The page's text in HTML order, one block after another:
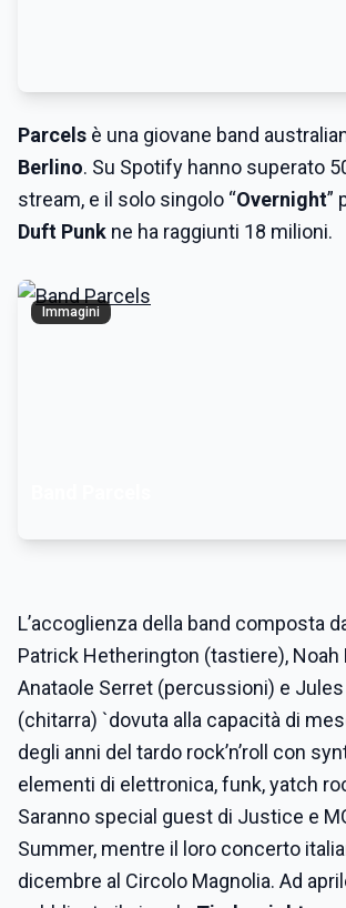
Parcels è una giovane band
Berlino. Su Spotify hanno superato
stream, e il solo singolo “Overnight”
Duft Punk ne ha raggiunti 18 milioni.
Immagini
L’accoglienza della band composta
Patrick Hetherington (tastiere), Noah
Anataole Serret (percussioni) e
(chitarra) `dovuta alla capacità di
degli anni del tardo rock’n’roll con
elementi di elettronica, funk, yatch
Saranno special guest di Justice e
Summer, mentre il loro concerto
dicembre al Circolo Magnolia. Ad